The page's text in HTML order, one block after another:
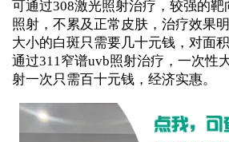
可通过308激光照射治疗，较强的
照射，不累及正常皮肤，治疗效果
大小的白斑只需要几十元钱，对面
通过311窄谱uvb照射治疗，一次性
射一次只需百十元钱，经济实惠。